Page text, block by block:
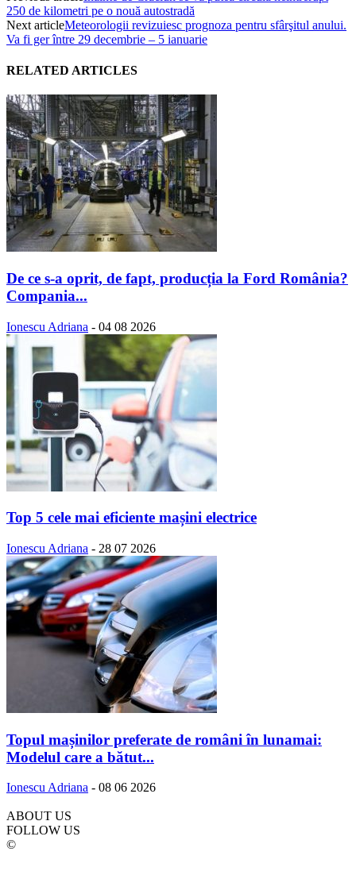
250 de kilometri pe o nouă autostradă
Next articleMeteorologii revizuiesc prognoza pentru sfârşitul anului.
Va fi ger între 29 decembrie – 5 ianuarie
RELATED ARTICLES
De ce s-a oprit, de fapt, producția la Ford România?
Compania...
Ionescu Adriana - 04 08 2026
Top 5 cele mai eficiente mașini electrice
Ionescu Adriana - 28 07 2026
Topul mașinilor preferate de români în lunamai:
Modelul care a bătut...
Ionescu Adriana - 08 06 2026
ABOUT US
FOLLOW US
©